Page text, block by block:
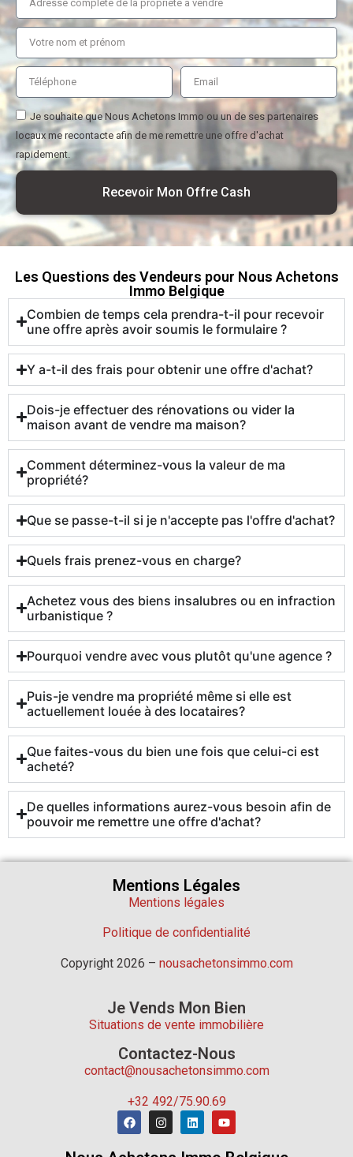
Je souhaite que Nous Achetons Immo ou un de ses partenaires
locaux me recontacte afin de me remettre une offre d'achat
rapidement.
Recevoir Mon Offre Cash
Les Questions des Vendeurs pour Nous Achetons
Immo Belgique
Combien de temps cela prendra-t-il pour recevoir
une offre après avoir soumis le formulaire ?
Y a-t-il des frais pour obtenir une offre d'achat?
Dois-je effectuer des rénovations ou vider la
maison avant de vendre ma maison?
Comment déterminez-vous la valeur de ma
propriété?
Que se passe-t-il si je n'accepte pas l'offre d'achat?
Quels frais prenez-vous en charge?
Achetez vous des biens insalubres ou en infraction
urbanistique ?
Pourquoi vendre avec vous plutôt qu'une agence ?
Puis-je vendre ma propriété même si elle est
actuellement louée à des locataires?
Que faites-vous du bien une fois que celui-ci est
acheté?
De quelles informations aurez-vous besoin afin de
pouvoir me remettre une offre d'achat?
Mentions Légales
Mentions légales
Politique de confidentialité
Copyright 2026 – nousachetonsimmo.com
Je Vends Mon Bien
Situations de vente immobilière
Contactez-Nous
contact@nousachetonsimmo.com
+32 492/75.90.69